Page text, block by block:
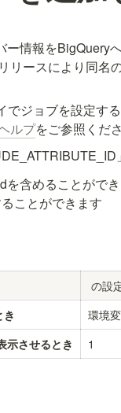
情報をBigQuery
リースにより同名
ジョブを設定す
ルプをご参照くださ
」
を含めることがで
ことができます
の設
環境
させるとき 1